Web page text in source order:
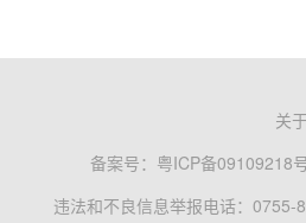
关
备案号： 粤ICP备09109218
违法和不良信息举报电话：0755-